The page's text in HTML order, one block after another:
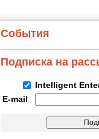
События
Подписка на
Intelligent
E-mail